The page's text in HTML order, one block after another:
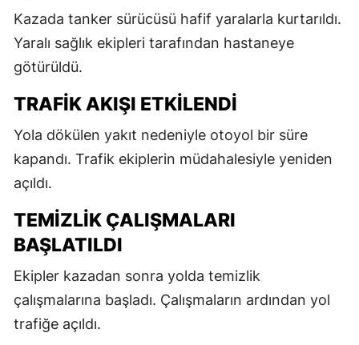
Kazada tanker sürücüsü hafif yaralarla kurtarıldı.
Yaralı sağlık ekipleri tarafından hastaneye
götürüldü.
TRAFIK AKIŞI ETKILENDI
Yola dökülen yakıt nedeniyle otoyol bir süre
kapandı. Trafik ekiplerin müdahalesiyle yeniden
açıldı.
TEMIZLIK ÇALIŞMALARI
BAŞLATILDI
Ekipler kazadan sonra yolda temizlik
çalışmalarına başladı. Çalışmaların ardından yol
trafiğe açıldı.